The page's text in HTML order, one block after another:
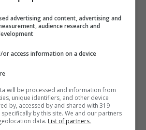
hanno dunque avanzatola
di ammonio come sesto
. Il recettore in
è lo stesso responsabile
dell’acido.
advertising and content, advertising and
audience research and
or access information on a device
will be processed and information from
unique identifiers, and other device
by, accessed by and shared with 319
by this site. We and our partners
data. List of partners.